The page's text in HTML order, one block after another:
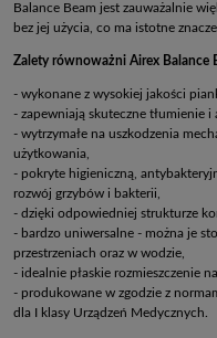
Balance Beam jest zauważalnie
bez jej użycia, co ma istotne
Zalety równoważni Airex Balance
- wykonane z wysokiej jakości
- zapewniają skuteczne tłumienie i
- wytrzymałe na uszkodzenia
użytkowania,
- pokryte higieniczną,
rozwój grzybów i bakterii,
- dzięki odpowiedniej strukturze
- bardzo uniwersalne - można je
przestrzeniach oraz w wodzie,
- idealnie płaskie rozmieszczenie
- produkowane w zgodzie z
dla I klasy Urządzeń Medycznych.